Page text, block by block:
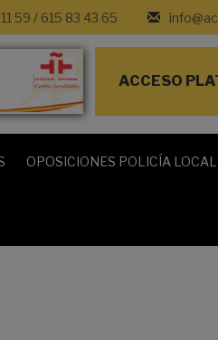
59 / 615 83 43 65
ACCESO
OPOSICIONES POLICÍA LOCAL